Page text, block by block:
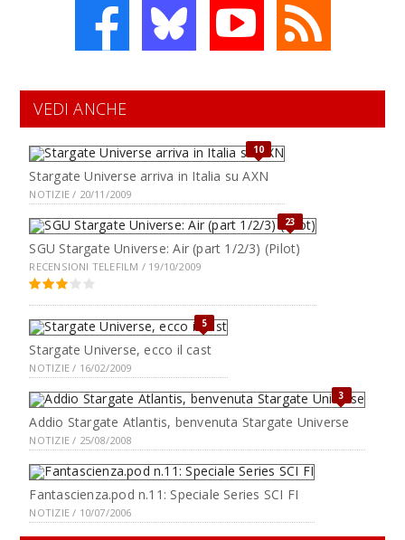
VEDI ANCHE
10
Stargate Universe arriva in Italia su AXN
NOTIZIE / 20/11/2009
23
SGU Stargate Universe: Air (part 1/2/3) (Pilot)
RECENSIONI TELEFILM / 19/10/2009
5
Stargate Universe, ecco il cast
NOTIZIE / 16/02/2009
3
Addio Stargate Atlantis, benvenuta Stargate Universe
NOTIZIE / 25/08/2008
Fantascienza.pod n.11: Speciale Series SCI FI
NOTIZIE / 10/07/2006